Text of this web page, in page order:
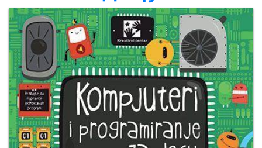
Мој
налог